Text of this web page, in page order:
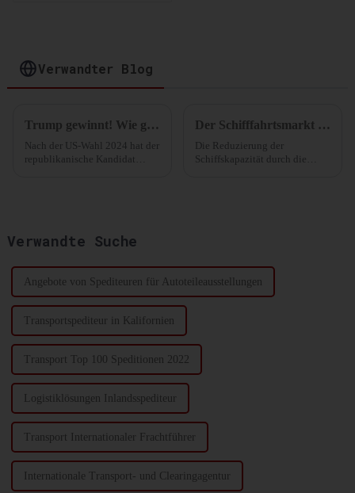
Verwandter Blog
Trump gewinnt! Wie geht es weiter mit der Schifffahrtsbranche? Neueste Analyse
Nach der US-Wahl 2024 hat der
republikanische Kandidat
Der Schifffahrtsmarkt erlebt auf vielen Routen Platzmangel!
Die Reduzierung der
Schiffskapazität durch die
Verwandte Suche
Angebote von Spediteuren für Autoteileausstellungen
Transportspediteur in Kalifornien
Transport Top 100 Speditionen 2022
Logistiklösungen Inlandsspediteur
Transport Internationaler Frachtführer
Internationale Transport- und Clearingagentur